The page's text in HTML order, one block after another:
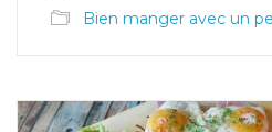
Bien manger avec un